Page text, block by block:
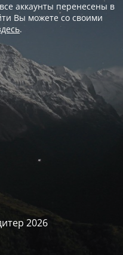
аккаунты перенесены в
Вы можете со своими
.
2026